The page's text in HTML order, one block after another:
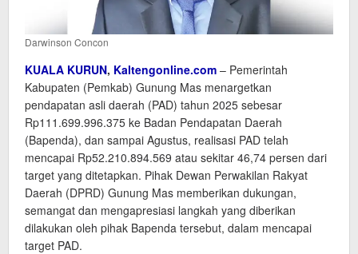
Darwinson Concon
KUALA KURUN, Kaltengonline.com – Pemerintah
Kabupaten (Pemkab) Gunung Mas menargetkan
pendapatan asli daerah (PAD) tahun 2025 sebesar
Rp111.699.996.375 ke Badan Pendapatan Daerah
(Bapenda), dan sampai Agustus, realisasi PAD telah
mencapai Rp52.210.894.569 atau sekitar 46,74 persen dari
target yang ditetapkan. Pihak Dewan Perwakilan Rakyat
Daerah (DPRD) Gunung Mas memberikan dukungan,
semangat dan mengapresiasi langkah yang diberikan
dilakukan oleh pihak Bapenda tersebut, dalam mencapai
target PAD.